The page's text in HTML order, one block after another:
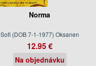
Norma
Sofi (DOB 7-1-1977) Oksanen
12.95 €
Na objednávku